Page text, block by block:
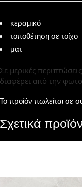
κεραμικό
τοποθέτηση σε τοίχο
ματ
Σε μερικές
διαφέρει από την
Το προίόν πωλείται σε
Σχετικά